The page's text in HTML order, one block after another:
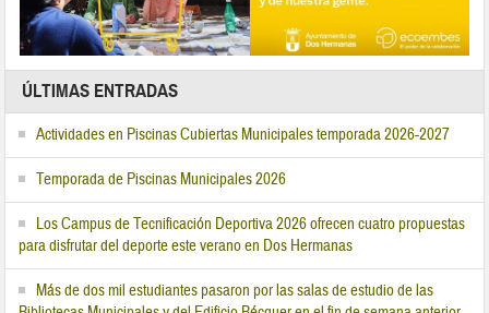
ÚLTIMAS ENTRADAS
Actividades en Piscinas Cubiertas Municipales temporada 2026-2027
Temporada de Piscinas Municipales 2026
Los Campus de Tecnificación Deportiva 2026 ofrecen cuatro propuestas
para disfrutar del deporte este verano en Dos Hermanas
Más de dos mil estudiantes pasaron por las salas de estudio de las